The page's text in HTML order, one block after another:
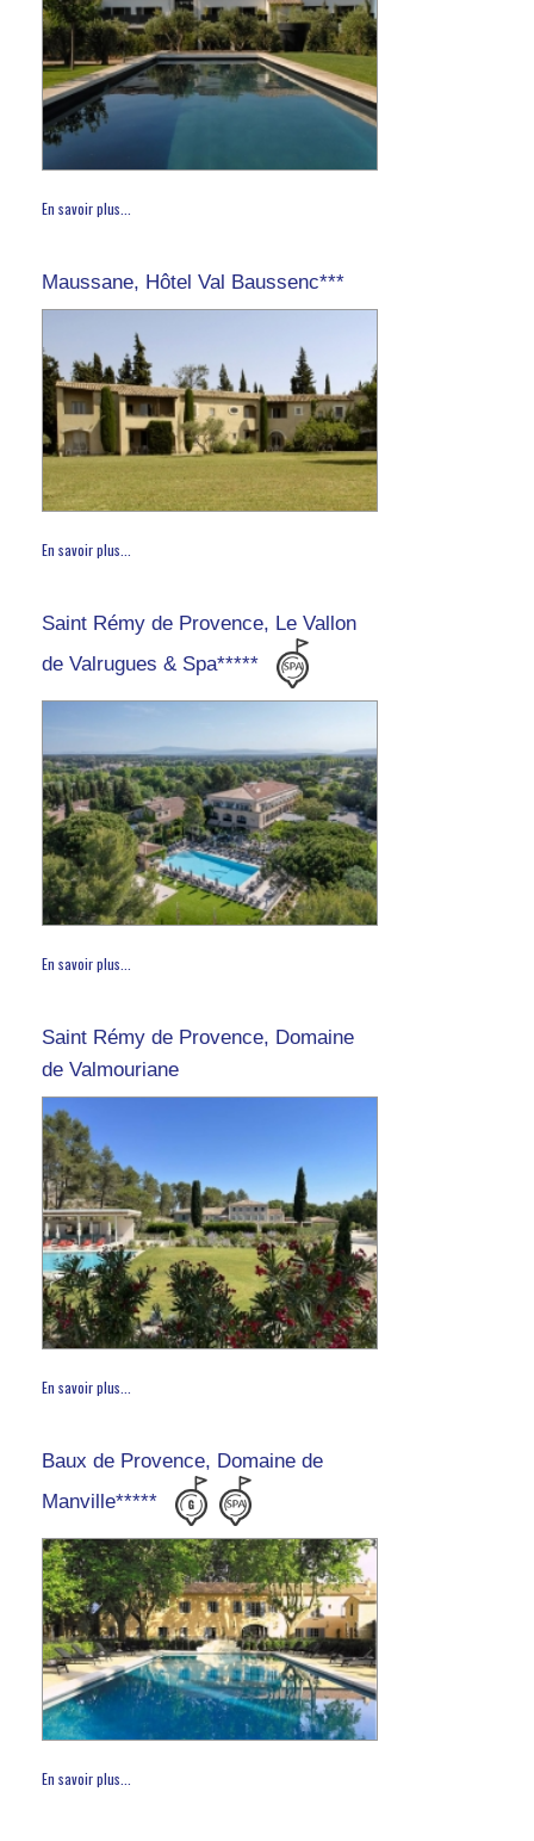
En savoir plus...
Maussane, Hôtel Val Baussenc***
En savoir plus...
Saint Rémy de Provence, Le Vallon
de Valrugues & Spa*****
En savoir plus...
Saint Rémy de Provence, Domaine
de Valmouriane
En savoir plus...
Baux de Provence, Domaine de
Manville*****
En savoir plus...